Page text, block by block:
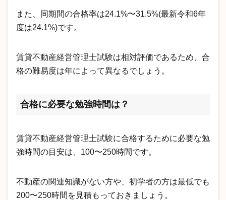
また、同期間の合格率は24.1%〜31.5%(最新令和6年
度は24.1%)です。
賃貸不動産経営管理士試験は相対評価であるため、合
格の難易度は年によって異なるでしょう。
合格に必要な勉強時間は？
賃貸不動産経営管理士試験に合格するために必要な勉
強時間の目安は、100〜250時間です。
不動産の関連知識がない方や、初学者の方は最低でも
200〜250時間を見積もっておきましょう。